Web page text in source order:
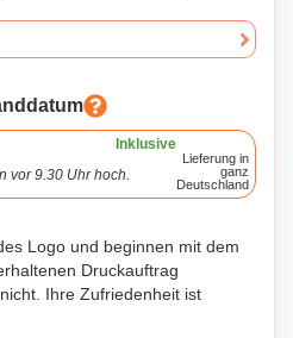
Inklusive
vor 9.30 Uhr hoch.
Lieferung in
ganz
Deutschland
Logo und beginnen mit dem
Druckauftrag
Ihre Zufriedenheit ist